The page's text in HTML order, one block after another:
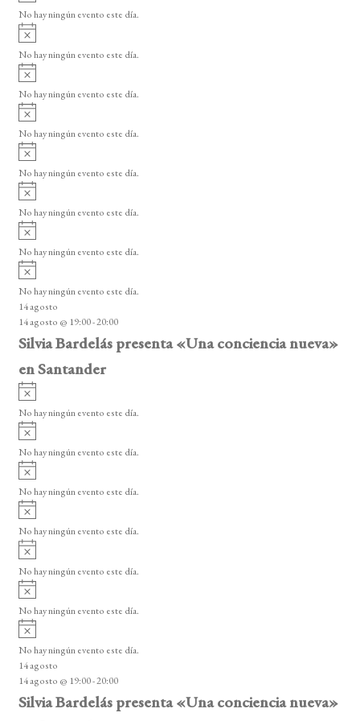
d
e
E
v
e
n
t
o
s
o
v
i
o
No hay ningún evento este día.
A
v
i
o
No hay ningún evento este día.
A
v
i
o
No hay ningún evento este día.
A
v
i
o
No hay ningún evento este día.
A
v
i
o
No hay ningún evento este día.
A
v
i
o
No hay ningún evento este día.
A
v
i
o
No hay ningún evento este día.
A
v
i
s
o
No hay ningún evento este día.
14 agosto
14 agosto @ 19:00-20:00
Silvia Bardelás presenta «Una conciencia nueva»
en Santander
A
v
i
o
No hay ningún evento este día.
A
v
i
o
No hay ningún evento este día.
A
v
i
o
No hay ningún evento este día.
A
v
i
o
No hay ningún evento este día.
A
v
i
o
No hay ningún evento este día.
A
v
i
o
No hay ningún evento este día.
A
v
i
s
o
No hay ningún evento este día.
14 agosto
14 agosto @ 19:00-20:00
Silvia Bardelás presenta «Una conciencia nueva»